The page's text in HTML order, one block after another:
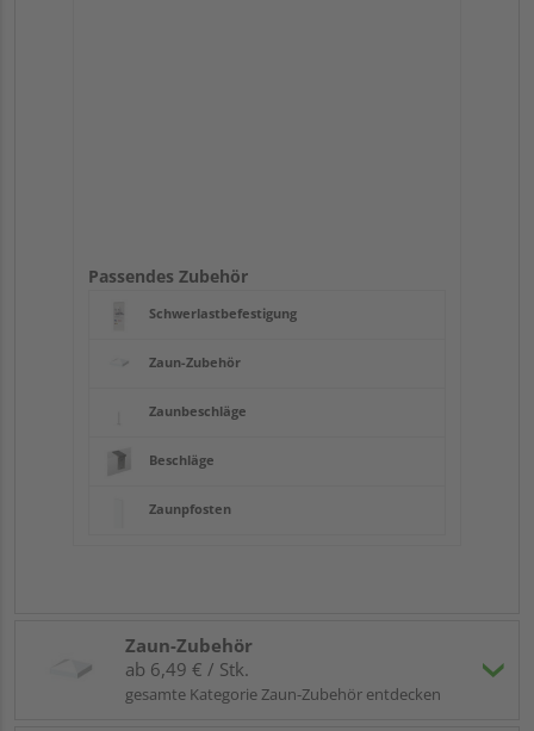
Passendes Zubehör
Schwerlastbefestigung
Zaun-Zubehör
Zaunbeschläge
Beschläge
Zaunpfosten
Zaun-Zubehör
ab 6,49 € / Stk.
gesamte Kategorie Zaun-Zubehör entdecken